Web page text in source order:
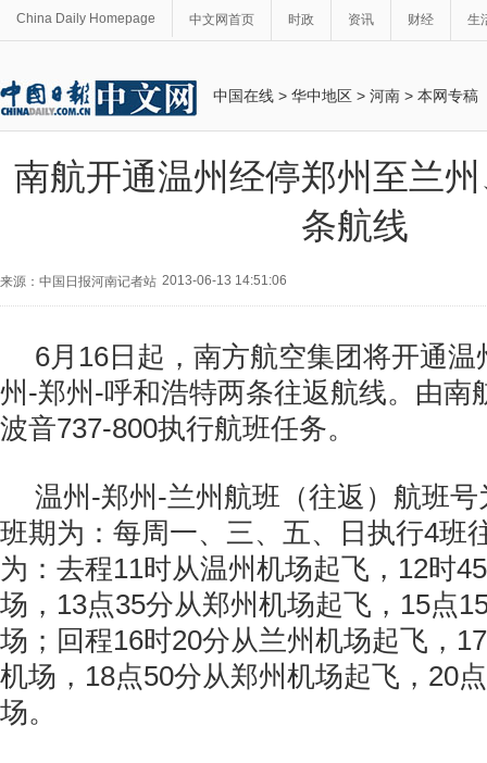
China Daily Homepage 中文网首页 时政 资讯 财经 生
中国在线 > 华中地区 > 河南 > 本网专稿
南航开通温州经停郑州至兰
条航线
来源：中国日报河南记者站 2013-06-13 14:51:06
6月16日起，南方航空集团将开通
州-郑州-呼和浩特两条往返航线。由南
波音737-800执行航班任务。
温州-郑州-兰州航班（往返）航班
班期为：每周一、三、五、日执行4班
为：去程11时从温州机场起飞，12时
场，13点35分从郑州机场起飞，15点
场；回程16时20分从兰州机场起飞，
机场，18点50分从郑州机场起飞，20
场。